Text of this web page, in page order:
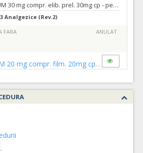
Lot 65-MORPHYNUM 30 mg compr. elib. prel. 30mg cp - pentru cantitati minime si maxime, pret unitar estimat si specificatii tehnice vezi caietul de sarcini si centralizatorul procedurii
3 Analgezice (Rev.2)
FARA
ANULAT
20 mg compr. film. 20mg cp (LOT-0063)
3 Analgezice (Rev.2)
FARA
ANULAT
60 mg compr. elib. prel. 60mg cp